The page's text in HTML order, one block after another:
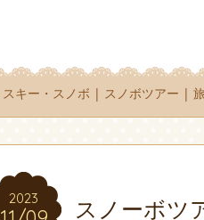
スキー・スノボ | スノボツアー |
2023
2023 スノーボツ